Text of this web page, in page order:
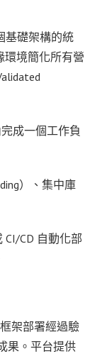
基礎架構的統
環境簡化所有營
成一個工作負
）、集中庫
CI/CD 自動化部
架部署經過驗
果。平台提供